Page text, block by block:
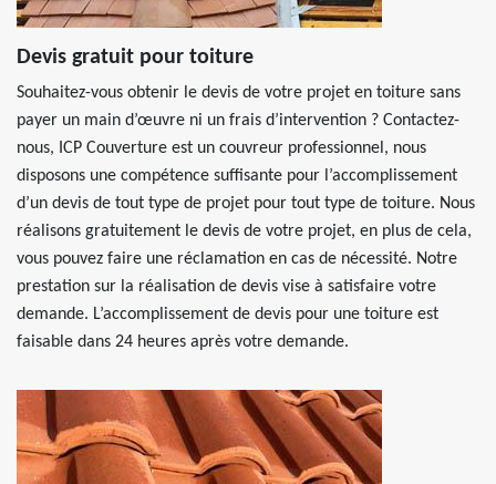
Devis gratuit pour toiture
Souhaitez-vous obtenir le devis de votre projet en toiture sans
payer un main d’œuvre ni un frais d’intervention ? Contactez-
nous, ICP Couverture est un couvreur professionnel, nous
disposons une compétence suffisante pour l’accomplissement
d’un devis de tout type de projet pour tout type de toiture. Nous
réalisons gratuitement le devis de votre projet, en plus de cela,
vous pouvez faire une réclamation en cas de nécessité. Notre
prestation sur la réalisation de devis vise à satisfaire votre
demande. L’accomplissement de devis pour une toiture est
faisable dans 24 heures après votre demande.